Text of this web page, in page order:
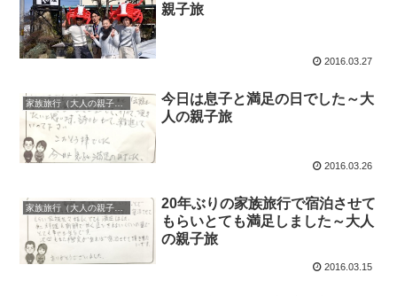
親子旅
2016.03.27
家族旅行（大人の親子旅）
今日は息子と満足の日でした～大
人の親子旅
2016.03.26
20年ぶりの家族旅行で宿泊させて
もらいとても満足しました～大人
の親子旅
2016.03.15